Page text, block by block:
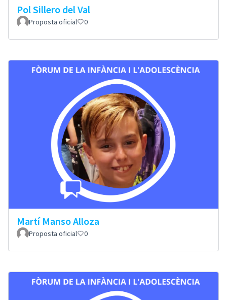
Pol Sillero del Val
Proposta oficial 0
Martí Manso Alloza
Proposta oficial 0